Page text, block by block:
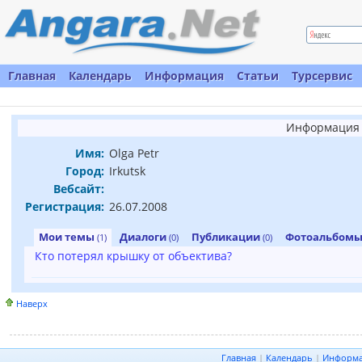
Главная Календарь Информация Статьи Турсервис
Информация
Имя: Olga Petr
Город: Irkutsk
Вебсайт:
Регистрация: 26.07.2008
Мои темы (1) Диалоги (0) Публикации (0)
Кто потерял крышку от объектива?
Наверх
Главная | Календарь |